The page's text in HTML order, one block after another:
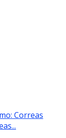
Correas